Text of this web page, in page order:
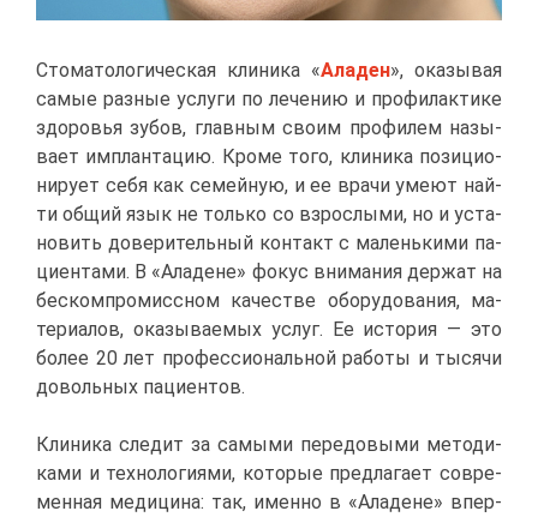
Сто­ма­то­ло­ги­че­ская кли­ни­ка «Ала­ден», ока­зы­вая
са­мые раз­ные услу­ги по ле­че­нию и про­фи­лак­ти­ке
здо­ро­вья зу­бов, глав­ным сво­им про­фи­лем на­зы­
ва­ет им­план­та­цию. Кро­ме то­го, кли­ни­ка по­зи­ци­о­
ни­ру­ет се­бя как се­мей­ную, и ее вра­чи уме­ют най­
ти об­щий язык не толь­ко со взрос­лы­ми, но и уста­
но­вить до­ве­ри­тель­ный кон­такт с ма­лень­ки­ми па­
ци­ен­та­ми. В «Ала­дене» фо­кус вни­ма­ния дер­жат на
бес­ком­про­мисс­ном ка­че­стве обо­ру­до­ва­ния, ма­
те­ри­а­лов, ока­зы­ва­е­мых услуг. Ее ис­то­рия — это
бо­лее 20 лет про­фес­си­о­наль­ной ра­бо­ты и ты­ся­чи
до­воль­ных па­ци­ен­тов.
Кли­ни­ка сле­дит за са­мы­ми пе­ре­до­вы­ми ме­то­ди­
ка­ми и тех­но­ло­ги­я­ми, ко­то­рые пред­ла­га­ет со­вре­
мен­ная ме­ди­ци­на: так, имен­но в «Ала­дене» впер­